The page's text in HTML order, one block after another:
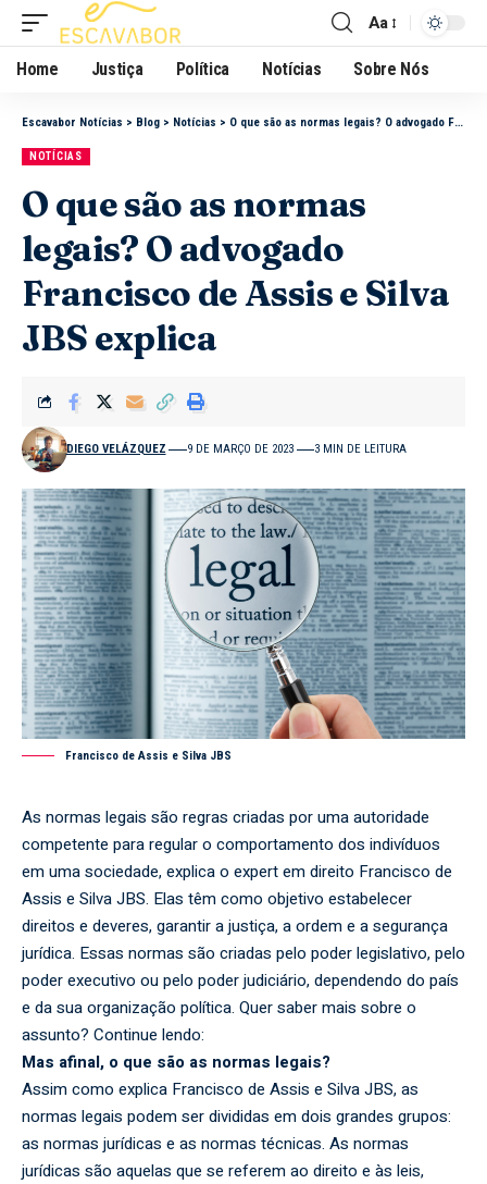
Aa
Home Justiça Política Notícias Sobre Nós
Escavabor Notícias > Blog > Notícias > O que são as normas legais? O advogado Francisco de Assis e Silva JBS explica
NOTÍCIAS
O que são as normas
legais? O advogado
Francisco de Assis e Silva
JBS explica
DIEGO VELÁZQUEZ 9 DE MARÇO DE 2023 3 MIN DE LEITURA
Francisco de Assis e Silva JBS
As normas legais são regras criadas por uma autoridade
competente para regular o comportamento dos indivíduos
em uma sociedade, explica o expert em direito Francisco de
Assis e Silva JBS. Elas têm como objetivo estabelecer
direitos e deveres, garantir a justiça, a ordem e a segurança
jurídica. Essas normas são criadas pelo poder legislativo, pelo
poder executivo ou pelo poder judiciário, dependendo do país
e da sua organização política. Quer saber mais sobre o
assunto? Continue lendo:
Mas afinal, o que são as normas legais?
Assim como explica Francisco de Assis e Silva JBS, as
normas legais podem ser divididas em dois grandes grupos:
as normas jurídicas e as normas técnicas. As normas
jurídicas são aquelas que se referem ao direito e às leis,